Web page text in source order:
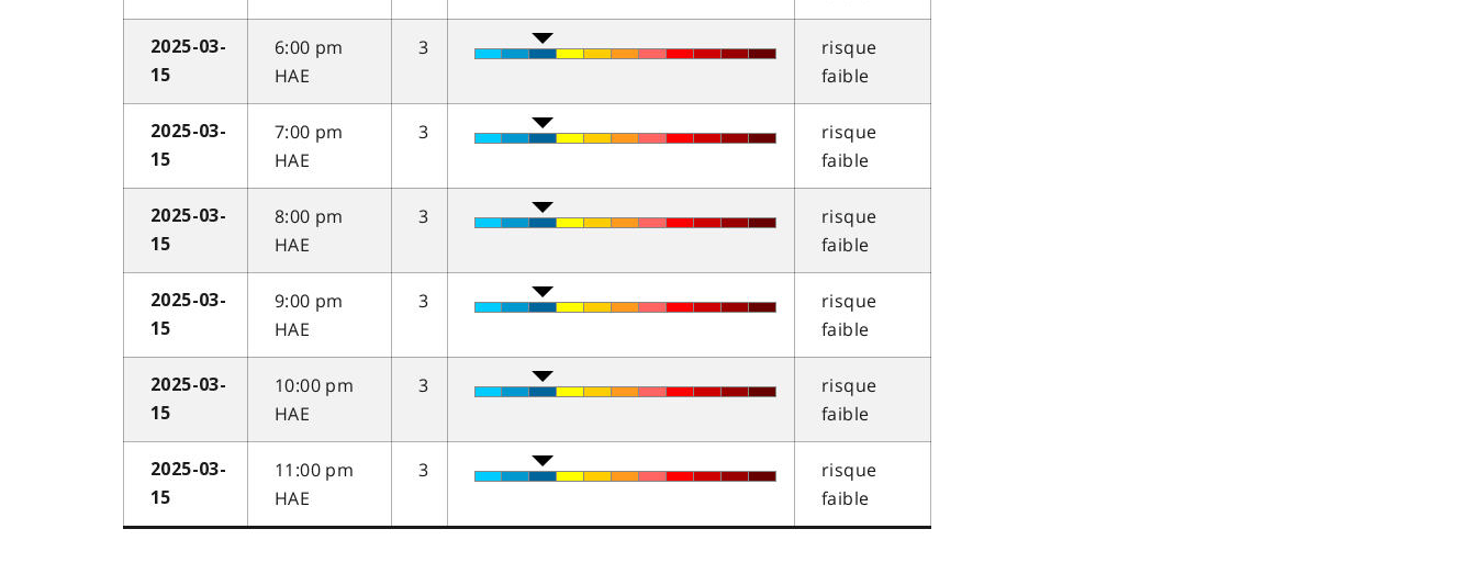
2025-03-
15
6:00 pm
HAE
3
risque
faible
2025-03-
15
7:00 pm
HAE
3
risque
faible
2025-03-
15
8:00 pm
HAE
3
risque
faible
2025-03-
15
9:00 pm
HAE
3
risque
faible
2025-03-
15
10:00 pm
HAE
3
risque
faible
2025-03-
15
11:00 pm
HAE
3
risque
faible